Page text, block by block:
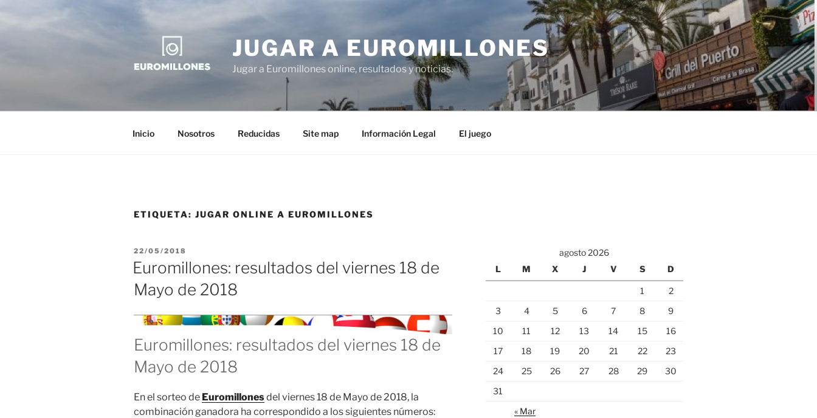
JUGAR A EUROMILLONES
Jugar a Euromillones online, resultados y noticias.
Inicio Nosotros Reducidas Site map Información Legal El juego
ETIQUETA: JUGAR ONLINE A EUROMILLONES
PUBLICADO
EL
22/05/2018
Euromillones: resultados del viernes 18 de
Mayo de 2018
Euromillones: resultados del viernes 18 de
Mayo de 2018
En el sorteo de Euromillonesdel viernes 18 de Mayo de 2018, la
combinación ganadora ha correspondido a los siguientes números:
agosto 2026
L
M X J V S D
1
2
3
4 5 6 7 8
9
10
11 12 13 14 15
16
17
18 19 20 21 22
23
24
25 26 27 28 29
30
31
« Mar